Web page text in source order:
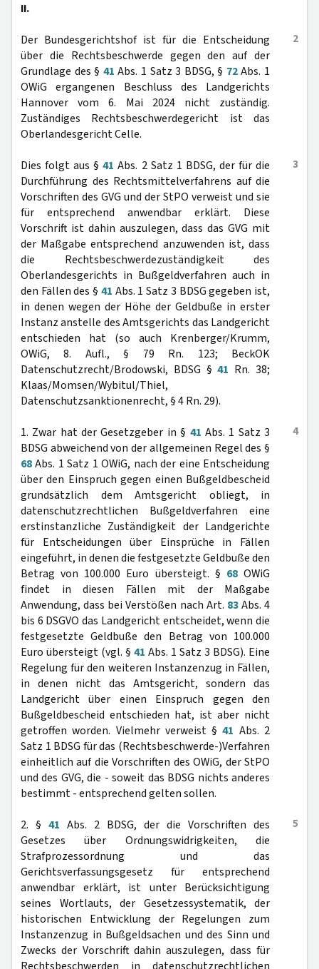
II.
2
Der Bundesgerichtshof ist für die Entscheidung
über die Rechtsbeschwerde gegen den auf der
Grundlage des § 41 Abs. 1 Satz 3 BDSG, § 72Abs. 1
OWiG ergangenen Beschluss des Landgerichts
Hannover vom 6. Mai 2024 nicht zuständig.
Zuständiges Rechtsbeschwerdegericht ist das
Oberlandesgericht Celle.
3
Dies folgt aus §41 Abs. 2 Satz 1 BDSG, der für die
Durchführung des Rechtsmittelverfahrens auf die
Vorschriften des GVG und der StPO verweist und sie
für entsprechend anwendbar erklärt. Diese
Vorschrift ist dahin auszulegen, dass das GVG mit
der Maßgabe entsprechend anzuwenden ist, dass
die Rechtsbeschwerdezuständigkeit des
Oberlandesgerichts in Bußgeldverfahren auch in
den Fällen des § 41 Abs. 1 Satz 3 BDSG gegeben ist,
in denen wegen der Höhe der Geldbuße in erster
Instanz anstelle des Amtsgerichts das Landgericht
entschieden hat (so auch Krenberger/Krumm,
OWiG, 8. Aufl., § 79 Rn. 123; BeckOK
Datenschutzrecht/Brodowski, BDSG §41 Rn. 38;
Klaas/Momsen/Wybitul/Thiel,
Datenschutzsanktionenrecht, § 4 Rn. 29).
4
1. Zwar hat der Gesetzgeber in § 41 Abs. 1 Satz 3
BDSG abweichend von der allgemeinen Regel des §
68Abs. 1 Satz 1 OWiG, nach der eine Entscheidung
über den Einspruch gegen einen Bußgeldbescheid
grundsätzlich dem Amtsgericht obliegt, in
datenschutzrechtlichen Bußgeldverfahren eine
erstinstanzliche Zuständigkeit der Landgerichte
für Entscheidungen über Einsprüche in Fällen
eingeführt, in denen die festgesetzte Geldbuße den
Betrag von 100.000 Euro übersteigt. § 68OWiG
findet in diesen Fällen mit der Maßgabe
Anwendung, dass bei Verstößen nach Art. 83Abs. 4
bis 6 DSGVO das Landgericht entscheidet, wenn die
festgesetzte Geldbuße den Betrag von 100.000
Euro übersteigt (vgl. § 41 Abs. 1 Satz 3 BDSG). Eine
Regelung für den weiteren Instanzenzug in Fällen,
in denen nicht das Amtsgericht, sondern das
Landgericht über einen Einspruch gegen den
Bußgeldbescheid entschieden hat, ist aber nicht
getroffen worden. Vielmehr verweist §41 Abs. 2
Satz 1 BDSG für das (Rechtsbeschwerde-)Verfahren
einheitlich auf die Vorschriften des OWiG, der StPO
und des GVG, die - soweit das BDSG nichts anderes
bestimmt - entsprechend gelten sollen.
5
2. § 41 Abs. 2 BDSG, der die Vorschriften des
Gesetzes über Ordnungswidrigkeiten, die
Strafprozessordnung und das
Gerichtsverfassungsgesetz für entsprechend
anwendbar erklärt, ist unter Berücksichtigung
seines Wortlauts, der Gesetzessystematik, der
historischen Entwicklung der Regelungen zum
Instanzenzug in Bußgeldsachen und des Sinn und
Zwecks der Vorschrift dahin auszulegen, dass für